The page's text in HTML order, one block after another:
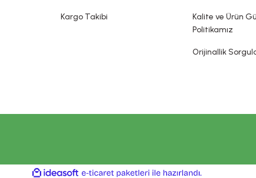
Kargo Takibi
Kalite ve Ürün
Politikamız
Orijinallik
ideasoft e-